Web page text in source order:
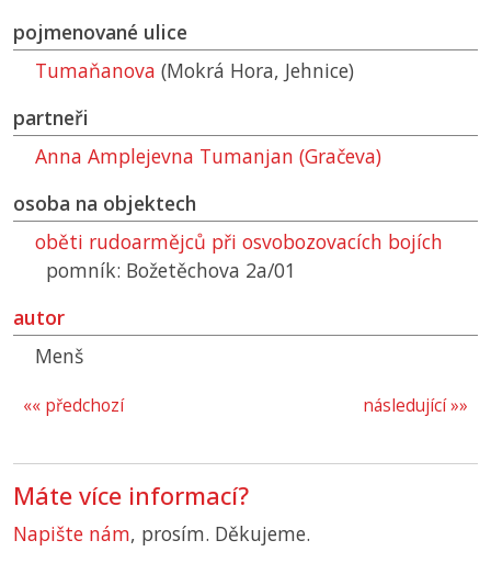
pojmenované ulice
Tumaňanova (Mokrá Hora, Jehnice)
partneři
Anna Amplejevna Tumanjan (Gračeva)
osoba na objektech
oběti rudoarmějců při osvobozovacích bojích
pomník: Božetěchova 2a/01
autor
Menš
následující »»
«« předchozí
Máte více informací?
Napište nám, prosím. Děkujeme.